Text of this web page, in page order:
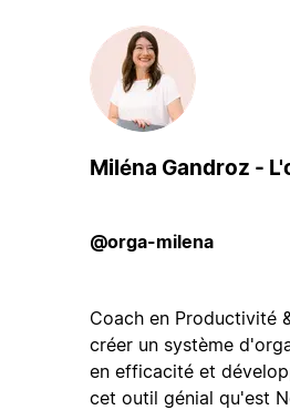
Miléna Gandroz -
@orga-milena
Coach en Productivité
créer un système
en efficacité et
cet outil génial qu'est